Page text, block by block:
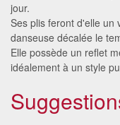
jour.
Ses plis feront d'elle un
danseuse décalée le
Elle possède un reflet
idéalement à un style